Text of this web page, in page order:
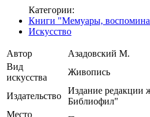
Категории:
Книги "Мемуары,
Искусство
Автор
Азадовский М.
Вид
искусства
Живопись
Издательство
Издание редакции
Библиофил"
Место